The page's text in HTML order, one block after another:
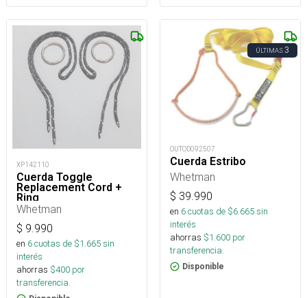
XP142110
Cuerda Toggle
Replacement Cord +
Ring
Whetman
$ 9.990
en 6cuotas de $1.665sin
interés
ahorras $400 por
transferencia.
ÚLTIMAS3
OUTOD092507
Cuerda Estribo
Whetman
$ 39.990
en 6cuotas de $6.665sin
interés
ahorras $1.600 por
transferencia.
Disponible